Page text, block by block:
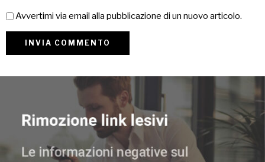
Avvertimi via email alla pubblicazione di un nuovo articolo.